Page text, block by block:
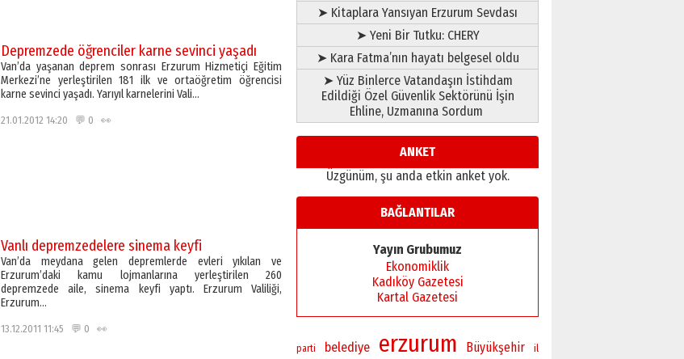
Depremzede öğrenciler karne sevinci yaşadı
Van’da yaşanan deprem sonrası Erzurum Hizmetiçi Eğitim
Merkezi’ne yerleştirilen 181 ilk ve ortaöğretim öğrencisi
karne sevinci yaşadı. Yarıyıl karnelerini Vali…
21.01.2012 14:20 💬 0 👀
Vanlı depremzedelere sinema keyfi
Van’da meydana gelen depremlerde evleri yıkılan ve
Erzurum’daki kamu lojmanlarına yerleştirilen 260
depremzede aile, sinema keyfi yaptı. Erzurum Valiliği,
Erzurum…
13.12.2011 11:45 💬 0 👀
Esat BİNDESEN
Başkan Sekmen’den Erzurum’a
bir vizyon proje daha!
02 Ağustos 2026 Pazar
➤ Kitaplara Yansıyan Erzurum Sevdası
➤ Yeni Bir Tutku: CHERY
➤ Kara Fatma’nın hayatı belgesel oldu
➤ Yüz Binlerce Vatandaşın İstihdam
Edildiği Özel Güvenlik Sektörünü İşin
Ehline, Uzmanına Sordum
ANKET
Üzgünüm, şu anda etkin anket yok.
BAĞLANTILAR
Yayın Grubumuz
Ekonomiklik
Kadıköy Gazetesi
Kartal Gazetesi
parti belediye erzurum Büyükşehir il